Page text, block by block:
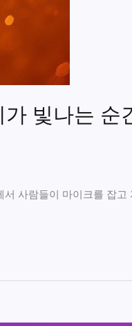
빛나는 순
사람들이 마이크를 잡고